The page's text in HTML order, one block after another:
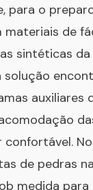
para o
materiais de
sintéticas da
solução
auxiliares
confortável.
de pedras
medida